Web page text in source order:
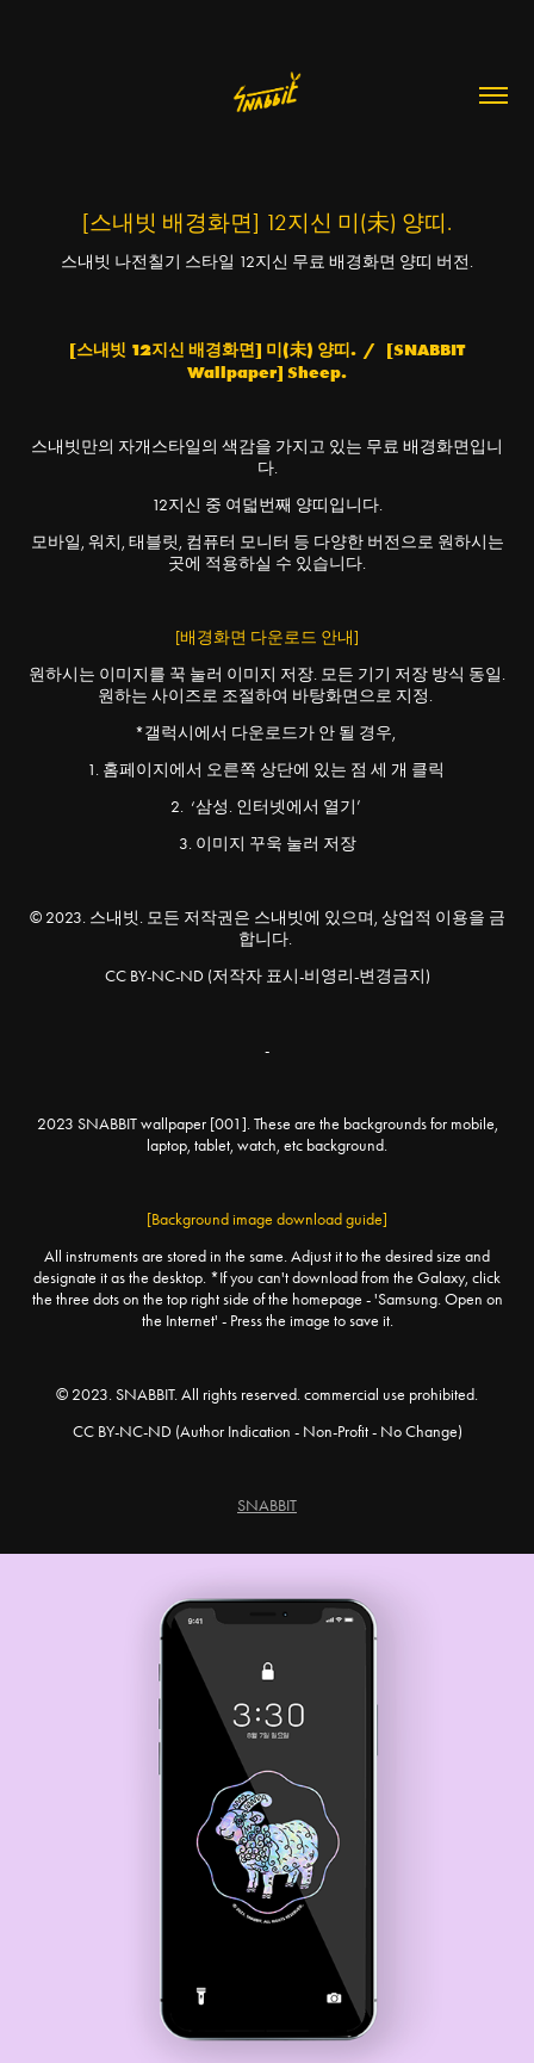
[스내빗 배경화면] 12지신 미(未) 양띠.
스내빗 나전칠기 스타일 12지신 무료 배경화면 양띠 버전.
[스내빗 12지신 배경화면] 미(未) 양띠. / [SNABBIT
Wallpaper] Sheep.
스내빗만의 자개스타일의 색감을 가지고 있는 무료 배경화면입니
다.
12지신 중 여덟번째 양띠입니다.
모바일, 워치, 태블릿, 컴퓨터 모니터 등 다양한 버전으로 원하시는
곳에 적용하실 수 있습니다.
[배경화면 다운로드 안내]
원하시는 이미지를 꾹 눌러 이미지 저장. 모든 기기 저장 방식 동일.
원하는 사이즈로 조절하여 바탕화면으로 지정.
*갤럭시에서 다운로드가 안 될 경우,
1. 홈페이지에서 오른쪽 상단에 있는 점 세 개 클릭
2. ‘삼성. 인터넷에서 열기’
3. 이미지 꾸욱 눌러 저장
© 2023. 스내빗. 모든 저작권은 스내빗에 있으며, 상업적 이용을 금
합니다.
CC BY-NC-ND (저작자 표시-비영리-변경금지)
-
2023 SNABBIT wallpaper [001]. These are the backgrounds for mobile,
laptop, tablet, watch, etc background.
[Background image download guide]
All instruments are stored in the same. Adjust it to the desired size and
designate it as the desktop. *If you can't download from the Galaxy, click
the three dots on the top right side of the homepage - 'Samsung. Open on
the Internet' - Press the image to save it.
© 2023. SNABBIT. All rights reserved. commercial use prohibited.
CC BY-NC-ND (Author Indication - Non-Profit - No Change)
SNABBIT